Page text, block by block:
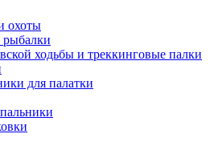
охоты
рыбалки
ходьбы и треккинговые палки
для палатки